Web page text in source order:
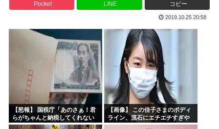
韓国人「悲報：FIFA会長にさえ2002年W杯で韓国が審...
小泉進次郎「北朝鮮に厳重に抗議し、強く非難した」
今期アニメ、無職さよララ乙女怪獣ヤニねこ鉄ジャン天幕きみ...
日本さん食料自給率が過去最低に 25年度37% 主要先進...
Pocket LINE コピー
2019.10.25 20:58
【怒報】 国税庁「あのさぁ！君
らがちゃんと納税してくれない
とこうなっちゃうけどどうす
【画像】 この佳子さまのボディ
ライン、流石にエチエチすぎや
ろ！